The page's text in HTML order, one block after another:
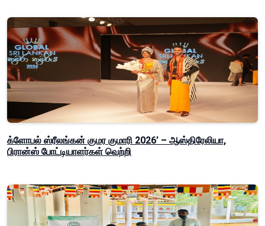
க்ளோபல் ஸ்ரீலங்கன் குமர குமாரி 2026’ – ஆஸ்திரேலியா,
பிரான்ஸ் போட்டியாளர்கள் வெற்றி